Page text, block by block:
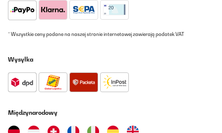
* Wszystkie ceny podane na naszej stronie internetowej zawierają podatek VAT
Wysyłka
Międzynarodowy